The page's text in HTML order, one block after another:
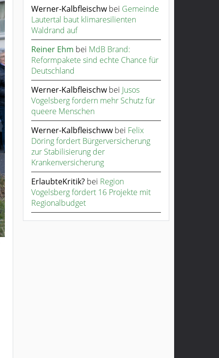
Werner-Kalbfleischwbei Gemeinde
Lautertal baut klimaresilienten
Waldrand auf
Reiner Ehm bei MdB Brand:
Reformpakete sind echte Chance für
Deutschland
Werner-Kalbfleischwbei Jusos
Vogelsberg fordern mehr Schutz für
queere Menschen
Werner-Kalbfleischwwbei Felix
Döring fordert Bürgerversicherung
zur Stabilisierung der
Krankenversicherung
ErlaubteKritik? bei Region
Vogelsberg fördert 16 Projekte mit
Regionalbudget